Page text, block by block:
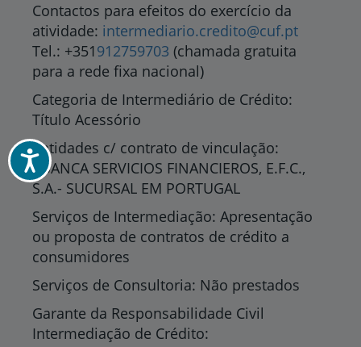
Acessibilidade
Contactos para efeitos do exercício da
atividade: intermediario.credito@cuf.pt
Tel.: +351912759703 (chamada gratuita
para a rede fixa nacional)
Categoria de Intermediário de Crédito:
Título Acessório
Entidades c/ contrato de vinculação:
ABANCA SERVICIOS FINANCIEROS, E.F.C.,
S.A.- SUCURSAL EM PORTUGAL
Serviços de Intermediação: Apresentação
ou proposta de contratos de crédito a
consumidores
Serviços de Consultoria: Não prestados
Garante da Responsabilidade Civil
Intermediação de Crédito: